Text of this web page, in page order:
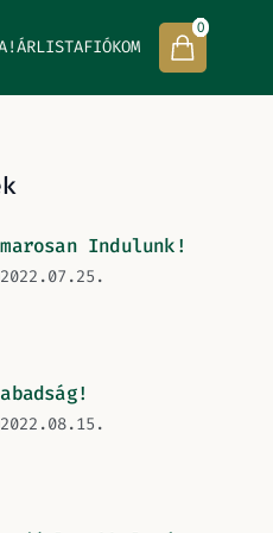
ÁRLISTAFIÓKOM
0
Indulunk!
2022.07.25.
2022.08.15.